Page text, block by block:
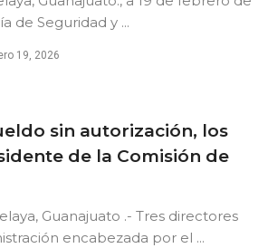
de Seguridad y ...
19, 2026
sin autorización, los
de la Comisión de
Guanajuato .- Tres directores
encabezada por el ...